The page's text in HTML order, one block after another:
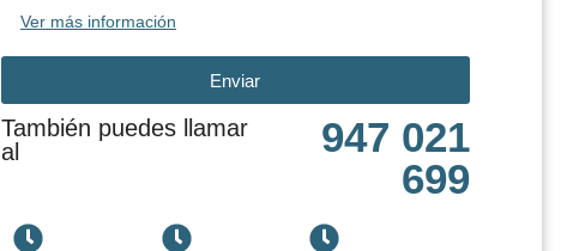
Ver más información
Enviar
También puedes llamar
al
947 021
699